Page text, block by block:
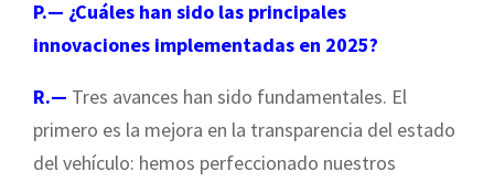
P.— ¿Cuáles han sido las principales
innovaciones implementadas en 2025?
R.— Tres avances han sido fundamentales. El
primero es la mejora en la transparencia del estado
del vehículo: hemos perfeccionado nuestros